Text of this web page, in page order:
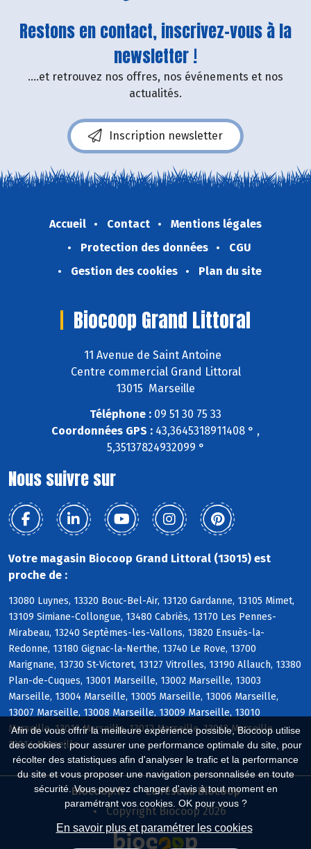
Afin de vous offrir la meilleure expérience possible, Biocoop utilise
des cookies : pour assurer une performance optimale du site, pour
récolter des statistiques afin d'analyser le trafic et la performance
du site et vous proposer une navigation personnalisée en toute
sécurité. Vous pouvez changer d'avis à tout moment en
paramétrant vos cookies. OK pour vous ?
En savoir plus et paramétrer les cookies
Restons en contact, inscrivez-vous à la
newsletter !
....et retrouvez nos offres, nos événements et nos
actualités.
Inscription newsletter
Accueil Contact
Mentions légales
Protection des données
CGU
Gestion des cookies
Plan du site
Biocoop Grand Littoral
11 Avenue de Saint Antoine
Centre commercial Grand Littoral
13015 Marseille
Téléphone : 09 51 30 75 33
Coordonnées GPS : 43,3645318911408 ° ,
5,35137824932099 °
Nous suivre sur
Votre magasin Biocoop Grand Littoral (13015) est
proche de :
13080 Luynes, 13320 Bouc-Bel-Air, 13120 Gardanne, 13105 Mimet,
13109 Simiane-Collongue, 13480 Cabriès, 13170 Les Pennes-
Mirabeau, 13240 Septèmes-les-Vallons, 13820 Ensuès-la-
Redonne, 13180 Gignac-la-Nerthe, 13740 Le Rove, 13700
Marignane, 13730 St-Victoret, 13127 Vitrolles, 13190 Allauch, 13380
Plan-de-Cuques, 13001 Marseille, 13002 Marseille, 13003
Marseille, 13004 Marseille, 13005 Marseille, 13006 Marseille,
13007 Marseille, 13008 Marseille, 13009 Marseille, 13010
Marseille, 13011 Marseille, 13012 Marseille, 13013 Marseille,
13014 Marseille
Biocoop.fr
Le réseau Biocoop
Copyright Biocoop 2026